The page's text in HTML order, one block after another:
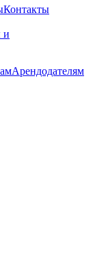
Контакты
и
Арендодателям